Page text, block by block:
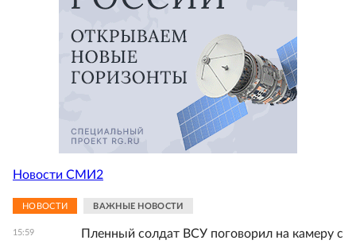
Новости СМИ2
НОВОСТИ ВАЖНЫЕ НОВОСТИ
15:59
Пленный солдат ВСУ поговорил на камеру с